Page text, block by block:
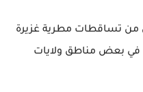
من تساقطات مطرية غزيرة
في بعض مناطق ولايات